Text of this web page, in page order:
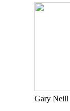
Gary Neill